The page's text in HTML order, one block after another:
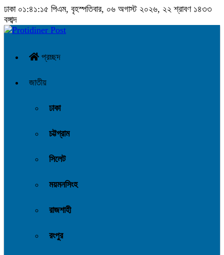
ঢাকা ০১:৪১:১৫ পিএম, বৃহস্পতিবার, ০৬ অগাস্ট ২০২৬, ২২ শ্রাবণ ১৪৩৩
বঙ্গাব্দ
প্রচ্ছদ
জাতীয়
ঢাকা
চট্টগ্রাম
সিলেট
ময়মনসিংহ
রাজশাহী
রংপুর